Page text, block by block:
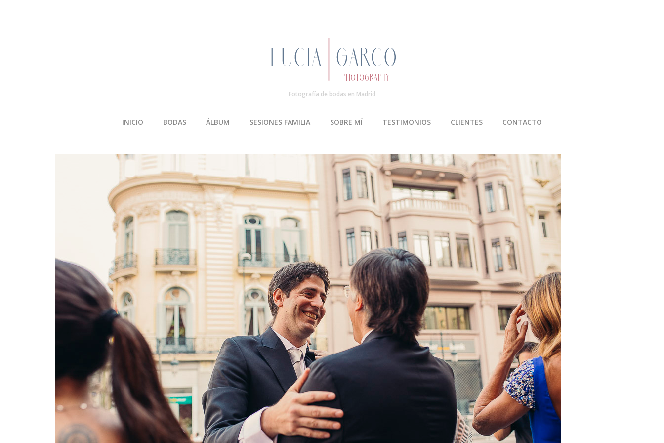
Fotografía de bodas en Madrid
INICIO BODAS ÁLBUM SESIONES FAMILIA SOBRE MÍ TESTIMONIOS CLIENTES CONTACTO